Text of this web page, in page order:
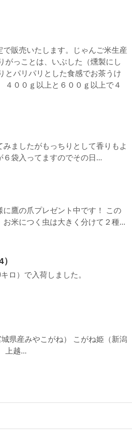
販売いたします。じゃんご米生産
がっことは、いぶした（燻製にし
とパリパリとした食感でお茶うけ
４００ｇ以上と６００ｇ以上で４
ましたがもっちりとして香りもよ
袋入ってますのでその日...
鷹の爪プレゼント中です！ この
米につく虫は大きく分けて２種...
ロ）で入荷しました。
県産みやこがね） こがね姫（新潟
上越...